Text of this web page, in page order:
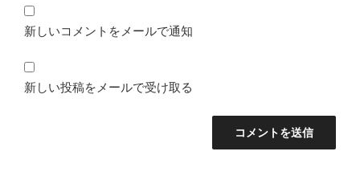
新しいコメントをメールで通知
新しい投稿をメールで受け取る